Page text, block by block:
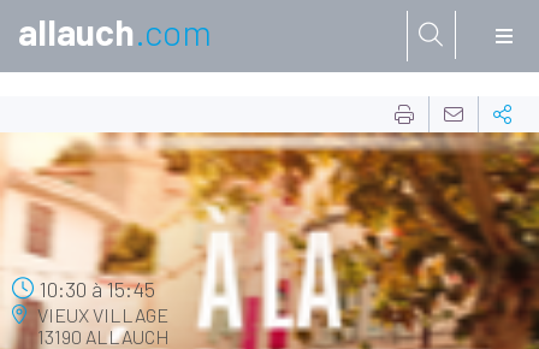
allauch.com
30
OCT.
10:30 à15:45
VIEUX VILLAGE
13190 ALLAUCH